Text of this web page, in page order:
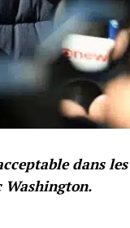
dans
Washington.